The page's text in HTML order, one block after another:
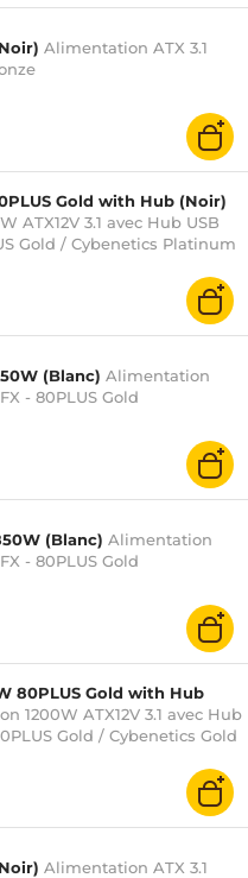
Alimentation ATX 3.1
Gold with Hub (Noir)
ATX12V 3.1 avec Hub USB
Gold / Cybenetics Platinum
(Blanc) Alimentation
- 80PLUS Gold
(Blanc) Alimentation
- 80PLUS Gold
80PLUS Gold with Hub
1200W ATX12V 3.1 avec Hub
Gold / Cybenetics Gold
Alimentation ATX 3.1